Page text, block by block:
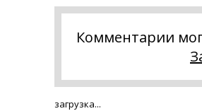
Комментарии
загрузка...